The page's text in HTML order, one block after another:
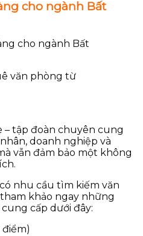
cho ngành Bất
văn phòng từ
– tập đoàn chuyên cung
doanh nghiệp và
vẫn đảm bảo một không
nhu cầu tìm kiếm văn
khảo ngay những
cấp dưới đây: